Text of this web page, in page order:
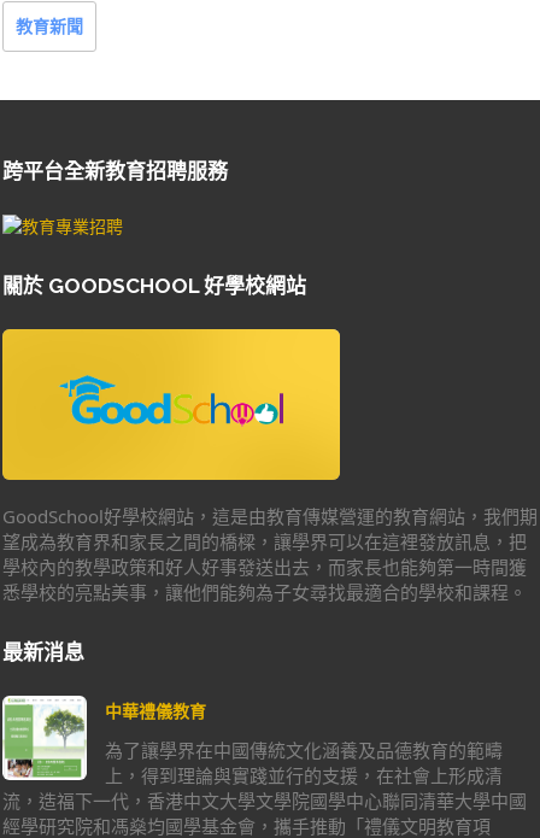
教育新聞
跨平台全新教育招聘服務
關於 GOODSCHOOL 好學校網站
GoodSchool好學校網站，這是由教育傳媒營運的教育網站，我們期
望成為教育界和家長之間的橋樑，讓學界可以在這裡發放訊息，把
學校內的教學政策和好人好事發送出去，而家長也能夠第一時間獲
悉學校的亮點美事，讓他們能夠為子女尋找最適合的學校和課程。
最新消息
中華禮儀教育
為了讓學界在中國傳統文化涵養及品德教育的範疇
上，得到理論與實踐並行的支援，在社會上形成清
流，造福下一代，香港中文大學文學院國學中心聯同清華大學中國
經學研究院和馮燊均國學基金會，攜手推動「禮儀文明教育項